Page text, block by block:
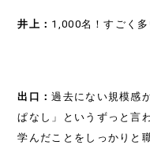
井上： 1,000名！すごく多
出口：過去にない規模感
ぱなし」というずっと言
学んだことをしっかりと